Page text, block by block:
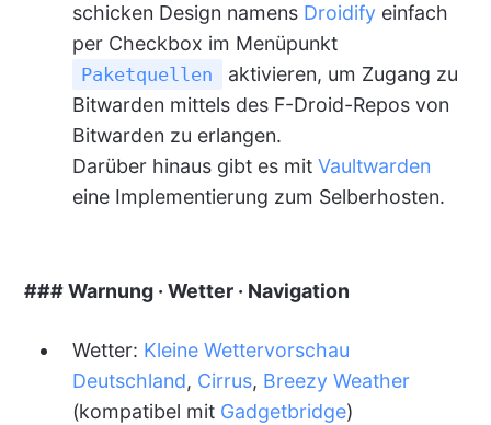
schicken Design namens Droidifyeinfach
per Checkbox im Menüpunkt
Paketquellen
aktivieren, um Zugang zu
Bitwarden mittels des F-Droid-Repos von
Bitwarden zu erlangen.
Darüber hinaus gibt es mit Vaultwarden
eine Implementierung zum Selberhosten.
### Warnung · Wetter · Navigation
Wetter: Kleine Wettervorschau
Deutschland, Cirrus, Breezy Weather
(kompatibel mit Gadgetbridge)